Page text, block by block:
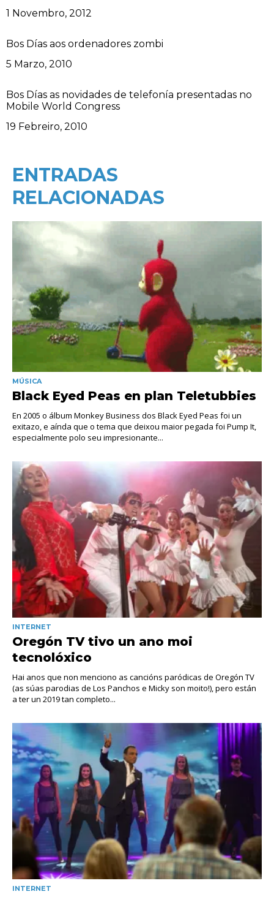
Data
1 Novembro, 2012
Bos Días aos ordenadores zombi
Data
5 Marzo, 2010
Bos Días as novidades de telefonía presentadas no
Mobile World Congress
Data
19 Febreiro, 2010
ENTRADAS
RELACIONADAS
MÚSICA
Black Eyed Peas en plan Teletubbies
En 2005 o álbum Monkey Business dos Black Eyed Peas foi un
exitazo, e aínda que o tema que deixou maior pegada foi Pump It,
especialmente polo seu impresionante...
INTERNET
Oregón TV tivo un ano moi
tecnolóxico
Hai anos que non menciono as cancións paródicas de Oregón TV
(as súas parodias de Los Panchos e Micky son moito!), pero están
a ter un 2019 tan completo...
INTERNET